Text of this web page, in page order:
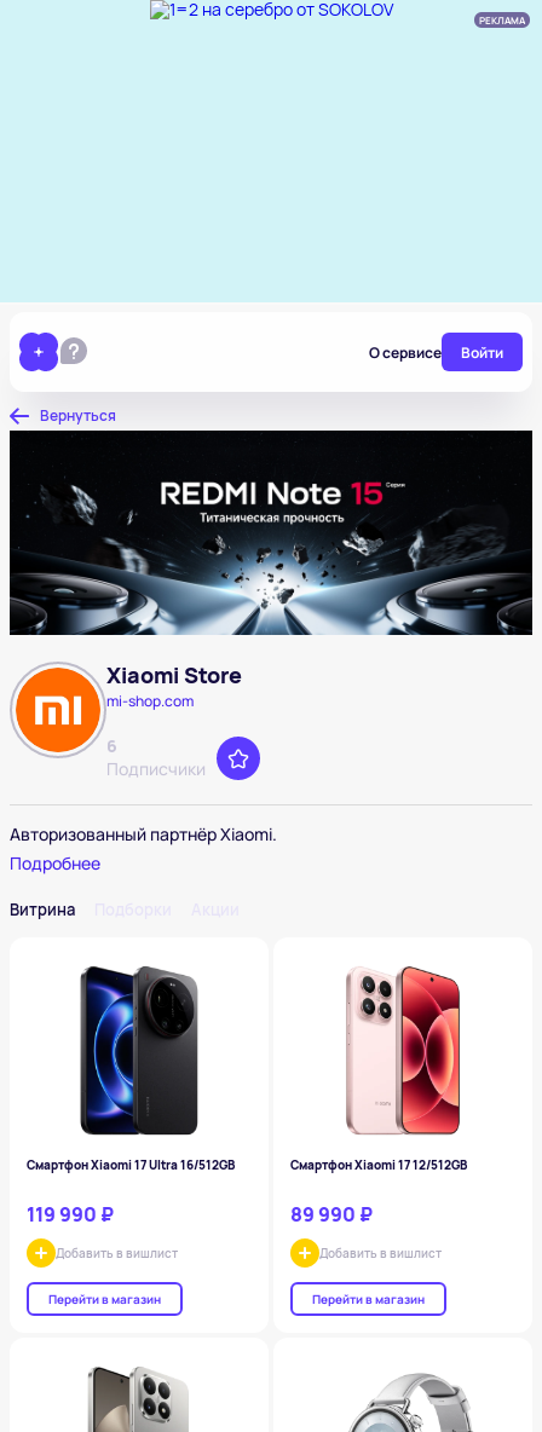
РЕКЛАМА
О сервисе Войти
Вернуться
Xiaomi Store
mi-shop.com
Подписчики
6
Авторизованный партнёр Xiaomi.
Подробнее
Витрина
Смартфон Xiaomi 17 Ultra 16/512GB
119 990 ₽
Добавить в вишлист
Перейти в магазин
Смартфон Xiaomi 17 12/512GB
89 990 ₽
Добавить в вишлист
Перейти в магазин